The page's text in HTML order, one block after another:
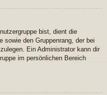
bist, dient die
sowie den Gruppenrang, der bei
Ein Administrator kann dir
im persönlichen Bereich